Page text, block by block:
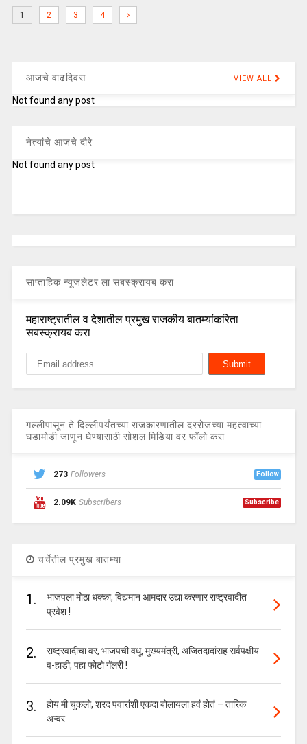
1 2 3 4
आजचे वाढदिवस VIEW ALL
Not found any post
नेत्यांचे आजचे दौरे
Not found any post
साप्ताहिक न्यूजलेटर ला सबस्क्रायब करा
महाराष्ट्रातील व देशातील प्रमुख राजकीय बातम्यांकरिता
सबस्क्रायब करा
गल्लीपासून ते दिल्लीपर्यंतच्या राजकारणातील दररोजच्या महत्वाच्या
घडामोडी जाणून घेण्यासाठी सोशल मिडिया वर फॉलो करा
273 Followers Follow
2.09K Subscribers Subscribe
चर्चेतील प्रमुख बातम्या
1.
भाजपला मोठा धक्का, विद्यमान आमदार उद्या करणार राष्ट्रवादीत
प्रवेश !
2.
राष्ट्रवादीचा वर, भाजपची वधू, मुख्यमंत्री, अजितदादांसह सर्वपक्षीय
व-हाडी, पहा फोटो गॅलरी !
3.
होय मी चुकलो, शरद पवारांशी एकदा बोलायला हवं होतं – तारिक
अन्वर